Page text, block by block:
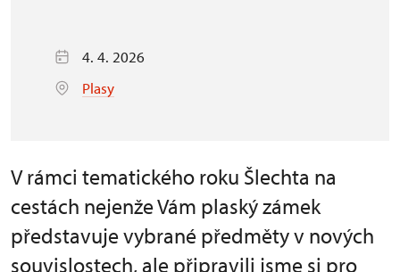
4. 4. 2026
Plasy
V rámci tematického roku Šlechta na
cestách nejenže Vám plaský zámek
představuje vybrané předměty v nových
souvislostech, ale připravili jsme si pro